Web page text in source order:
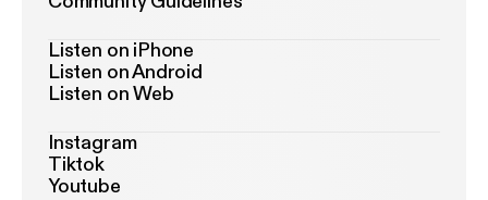
Listen on iPhone
Listen on Android
Listen on Web
Instagram
Tiktok
Youtube